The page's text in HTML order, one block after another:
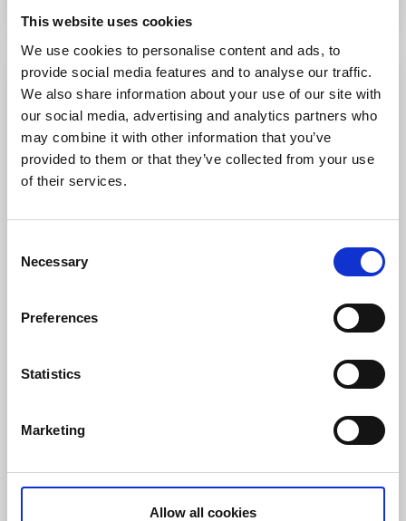
This website uses cookies
We use cookies to personalise content and ads, to
provide social media features and to analyse our traffic.
We also share information about your use of our site with
our social media, advertising and analytics partners who
may combine it with other information that you’ve
provided to them or that they’ve collected from your use
of their services.
Selection
Necessary
Preferences
Statistics
Marketing
Allow all cookies
Restaurang & Café
På en av de sydligaste öarna i Göteborgs södra
god mat, fika och skön stämning. Maten som serveras
utgår från lokalproducerade råvaror och de nya
musslor. De har ett varierat utbud som passar både
vuxna och barn!
Missa inte: